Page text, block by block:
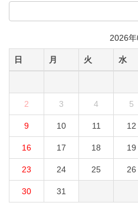
2026年
日 月 火 水
2 3 4 5
9 10 11 12
16 17 18 19
23 24 25 26
30 31